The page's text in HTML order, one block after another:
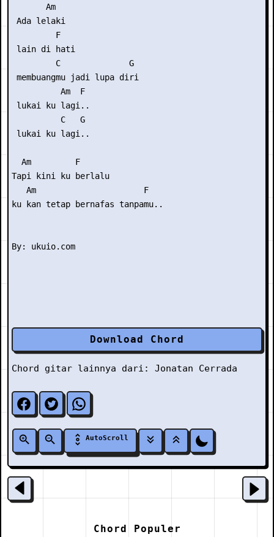
       Am
Ada lelaki
         F
lain di hati
         C              G
membuangmu jadi lupa diri
          Am  F
lukai ku lagi..
          C   G
lukai ku lagi..
  Am         F
Tapi kini ku berlalu
   Am                      F
ku kan tetap bernafas tanpamu..
Download Chord
Chord gitar lainnya dari: Jonatan Cerrada
AutoScroll
Chord Populer